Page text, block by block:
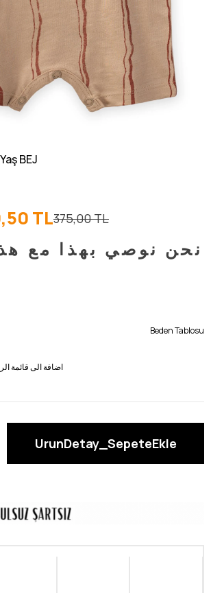
BEJ
375,00 TL
TL
نحن نوصي بهذا مع
Beden Tablosu
اضافة الى قائمة